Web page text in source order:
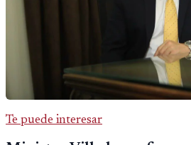
Te puede interesar